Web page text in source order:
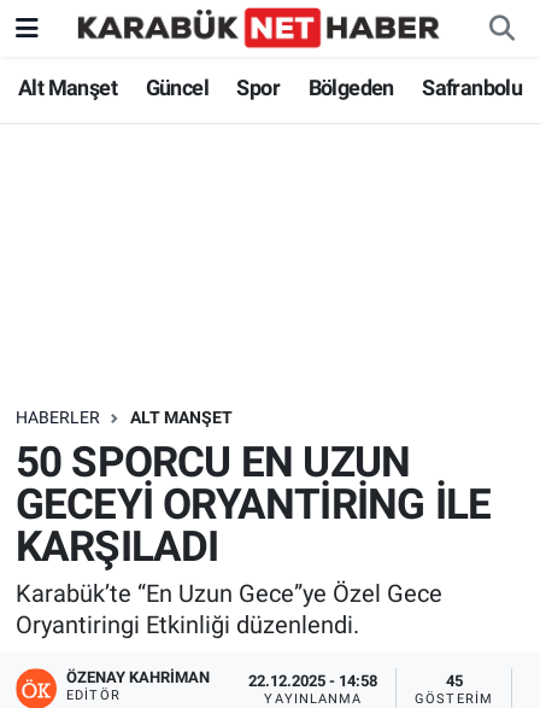
Alt Manşet Güncel Spor Bölgeden Safranbolu
HABERLER ALT MANŞET
50 SPORCU EN UZUN
GECEYİ ORYANTİRİNG İLE
KARŞILADI
Karabük’te “En Uzun Gece”ye Özel Gece
Oryantiringi Etkinliği düzenlendi.
ÖZENAY KAHRIMAN
EDITÖR
22.12.2025 - 14:58
YAYINLANMA
45
GÖSTERIM